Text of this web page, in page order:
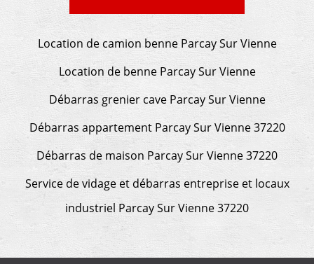
Location de camion benne Parcay Sur Vienne
Location de benne Parcay Sur Vienne
Débarras grenier cave Parcay Sur Vienne
Débarras appartement Parcay Sur Vienne 37220
Débarras de maison Parcay Sur Vienne 37220
Service de vidage et débarras entreprise et locaux
industriel Parcay Sur Vienne 37220